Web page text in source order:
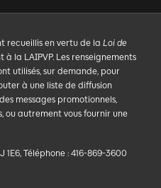
recueillis en vertu de la Loi de
la LAIPVP. Les renseignements
utilisés, sur demande, pour
à une liste de diffusion
messages promotionnels,
ou autrement vous fournir une
1E6, Téléphone : 416-869-3600